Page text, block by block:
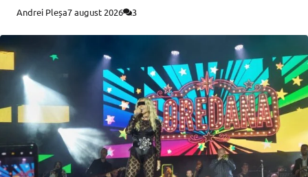
Andrei Pleșa7 august 2026 3